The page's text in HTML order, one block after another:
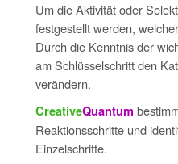
Um die Aktivität oder
festgestellt werden,
Durch die Kenntnis der
am Schlüsselschritt den
verändern.
CreativeQuantum
Reaktionsschritte und
Einzelschritte.